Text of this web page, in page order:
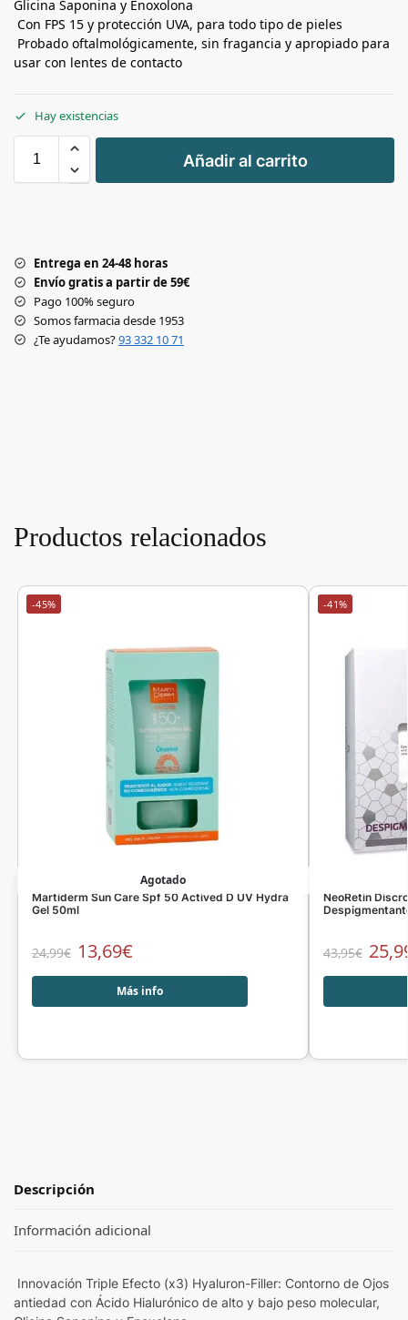
Glicina Saponina y Enoxolona
Con FPS 15 y protección UVA, para todo tipo de pieles
Probado oftalmológicamente, sin fragancia y apropiado para
usar con lentes de contacto
Hay existencias
+
-
Añadir al carrito
Entrega en 24-48 horas
Envío gratis a partir de 59€
Pago 100% seguro
Somos farmacia desde 1953
¿Te ayudamos?93 332 10 71
Productos relacionados
-45%
Agotado
Martiderm Sun Care Spf 50 Actived D UV Hydra
Gel 50ml
24,99€ 13,69€
Más info
-41%
NeoRetin
43,95€
Descripción
Información adicional
Innovación Triple Efecto (x3) Hyaluron-Filler: Contorno de Ojos
antiedad con Ácido Hialurónico de alto y bajo peso molecular,